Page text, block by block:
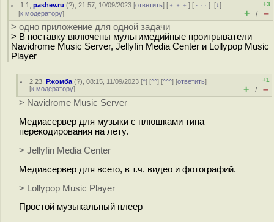
1.1 ,pashev.ru (?), 21:57, 10/09/2023 [ответить] [ ﹢﹢﹢] [ · · ·][↓]
[к модератору]
+3
+ / –
> одно приложение для одной задачи
> В поставку включены мультимедийные проигрыватели
Navidrome Music Server, Jellyfin Media Center и Lollypop Music
Player
2.23 ,Ржомба (?), 08:15, 11/09/2023 [^] [^^] [^^^] [ответить]
[к модератору]
+1
+ / –
> Navidrome Music Server
Медиасервер для музыки с плюшками типа
перекодирования на лету.
> Jellyfin Media Center
Медиасервер для всего, в т.ч. видео и фотографий.
> Lollypop Music Player
Простой музыкальный плеер